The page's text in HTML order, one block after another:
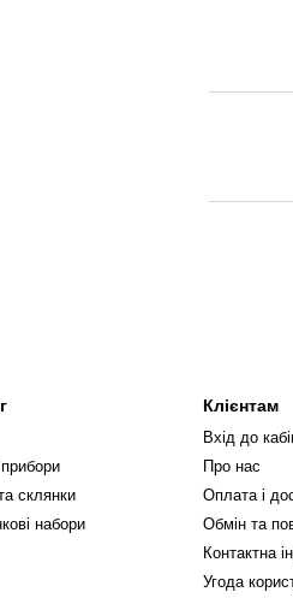
склянки
набори
Клієнтам
Вхід до
Про нас
Оплата і
Обмін та
Контактна
Угода